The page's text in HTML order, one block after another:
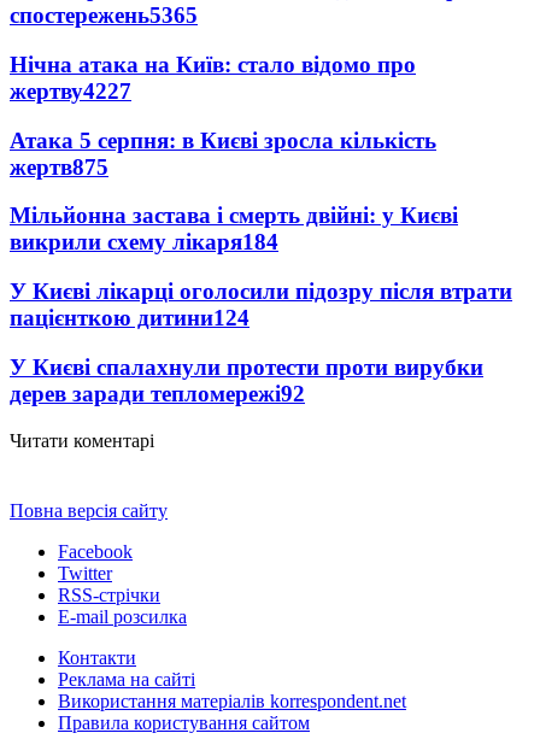
спостережень5365
Нічна атака на Київ: стало відомо про
жертву4227
Атака 5 серпня: в Києві зросла кількість
жертв875
Мільйонна застава і смерть двійні: у Києві
викрили схему лікаря184
У Києві лікарці оголосили підозру після втрати
пацієнткою дитини124
У Києві спалахнули протести проти вирубки
дерев заради тепломережі92
Читати коментарі
Повна версія сайту
Facebook
Twitter
RSS-стрічки
E-mail розсилка
Контакти
Реклама на сайті
Використання матеріалів korrespondent.net
Правила користування сайтом